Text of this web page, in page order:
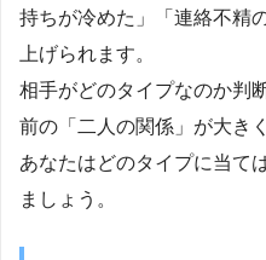
持ちが冷めた」「連絡不精
上げられます。
相手がどのタイプなのか判
前の「二人の関係」が大き
あなたはどのタイプに当て
ましょう。